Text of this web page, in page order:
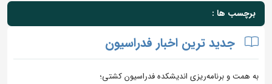
برچسب ها :
جدید ترین اخبار فدراسیون
به همت و برنامه‌ریزی اندیشکده فدراسیون کشتی؛